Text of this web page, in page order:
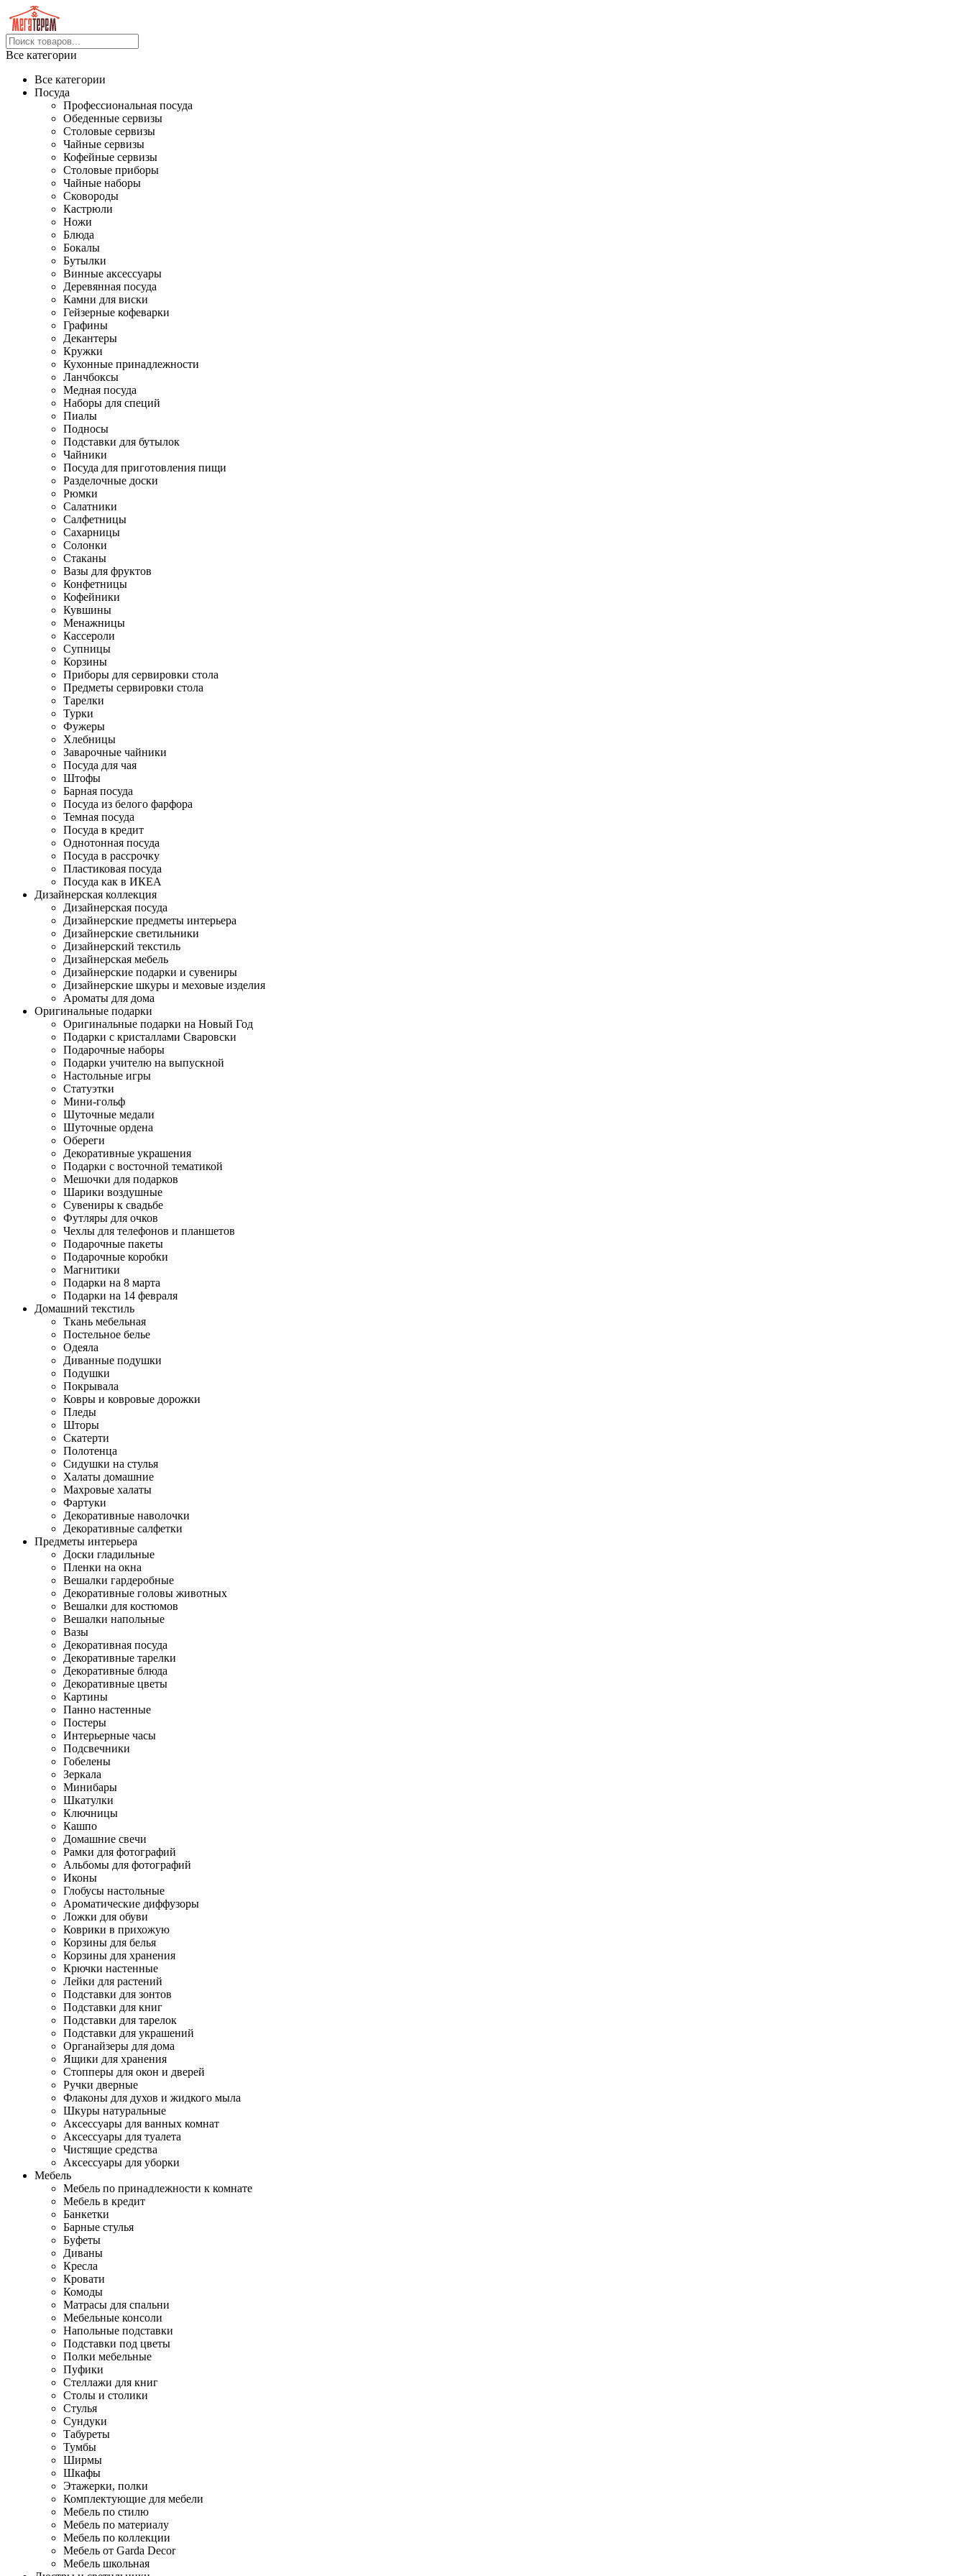
Все категории
Все категории
Посуда
Профессиональная посуда
Обеденные сервизы
Столовые сервизы
Чайные сервизы
Кофейные сервизы
Столовые приборы
Чайные наборы
Сковороды
Кастрюли
Ножи
Блюда
Бокалы
Бутылки
Винные аксессуары
Деревянная посуда
Камни для виски
Гейзерные кофеварки
Графины
Декантеры
Кружки
Кухонные принадлежности
Ланчбоксы
Медная посуда
Наборы для специй
Пиалы
Подносы
Подставки для бутылок
Чайники
Посуда для приготовления пищи
Разделочные доски
Рюмки
Салатники
Салфетницы
Сахарницы
Солонки
Стаканы
Вазы для фруктов
Конфетницы
Кофейники
Кувшины
Менажницы
Кассероли
Супницы
Корзины
Приборы для сервировки стола
Предметы сервировки стола
Тарелки
Турки
Фужеры
Хлебницы
Заварочные чайники
Посуда для чая
Штофы
Барная посуда
Посуда из белого фарфора
Темная посуда
Посуда в кредит
Однотонная посуда
Посуда в рассрочку
Пластиковая посуда
Посуда как в ИКЕА
Дизайнерская коллекция
Дизайнерская посуда
Дизайнерские предметы интерьера
Дизайнерские светильники
Дизайнерский текстиль
Дизайнерская мебель
Дизайнерские подарки и сувениры
Дизайнерские шкуры и меховые изделия
Ароматы для дома
Оригинальные подарки
Оригинальные подарки на Новый Год
Подарки с кристаллами Сваровски
Подарочные наборы
Подарки учителю на выпускной
Настольные игры
Статуэтки
Мини-гольф
Шуточные медали
Шуточные ордена
Обереги
Декоративные украшения
Подарки с восточной тематикой
Мешочки для подарков
Шарики воздушные
Сувениры к свадьбе
Футляры для очков
Чехлы для телефонов и планшетов
Подарочные пакеты
Подарочные коробки
Магнитики
Подарки на 8 марта
Подарки на 14 февраля
Домашний текстиль
Ткань мебельная
Постельное белье
Одеяла
Диванные подушки
Подушки
Покрывала
Ковры и ковровые дорожки
Пледы
Шторы
Скатерти
Полотенца
Сидушки на стулья
Халаты домашние
Махровые халаты
Фартуки
Декоративные наволочки
Декоративные салфетки
Предметы интерьера
Доски гладильные
Пленки на окна
Вешалки гардеробные
Декоративные головы животных
Вешалки для костюмов
Вешалки напольные
Вазы
Декоративная посуда
Декоративные тарелки
Декоративные блюда
Декоративные цветы
Картины
Панно настенные
Постеры
Интерьерные часы
Подсвечники
Гобелены
Зеркала
Минибары
Шкатулки
Ключницы
Кашпо
Домашние свечи
Рамки для фотографий
Альбомы для фотографий
Иконы
Глобусы настольные
Ароматические диффузоры
Ложки для обуви
Коврики в прихожую
Корзины для белья
Корзины для хранения
Крючки настенные
Лейки для растений
Подставки для зонтов
Подставки для книг
Подставки для тарелок
Подставки для украшений
Органайзеры для дома
Ящики для хранения
Стопперы для окон и дверей
Ручки дверные
Флаконы для духов и жидкого мыла
Шкуры натуральные
Аксессуары для ванных комнат
Аксессуары для туалета
Чистящие средства
Аксессуары для уборки
Мебель
Мебель по принадлежности к комнате
Мебель в кредит
Банкетки
Барные стулья
Буфеты
Диваны
Кресла
Кровати
Комоды
Матрасы для спальни
Мебельные консоли
Напольные подставки
Подставки под цветы
Полки мебельные
Пуфики
Стеллажи для книг
Столы и столики
Стулья
Сундуки
Табуреты
Тумбы
Ширмы
Шкафы
Этажерки, полки
Комплектующие для мебели
Мебель по стилю
Мебель по материалу
Мебель по коллекции
Мебель от Garda Decor
Мебель школьная